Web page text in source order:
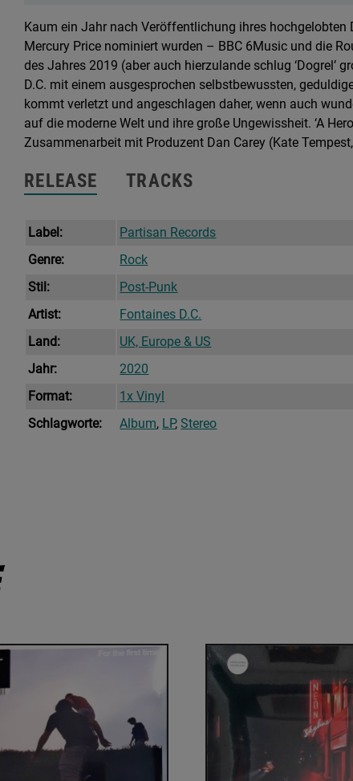
Menge
Kaum ein Jahr nach Veröffentlichung ihres hochgelobten
Mercury Price nominiert wurden – BBC 6Music und die
des Jahres 2019 (aber auch hierzulande schlug ‘Dogrel’
D.C. mit einem ausgesprochen selbstbewussten,
kommt verletzt und angeschlagen daher, wenn auch
auf die moderne Welt und ihre große Ungewissheit. ‘A
Zusammenarbeit mit Produzent Dan Carey (Kate
RELEASE TRACKS
Label:
Partisan Records
Genre:
Rock
Stil:
Post-Punk
Artist:
Fontaines D.C.
Land:
UK, Europe & US
Jahr:
2020
Format:
1x Vinyl
Schlagworte:
Album, LP,Stereo